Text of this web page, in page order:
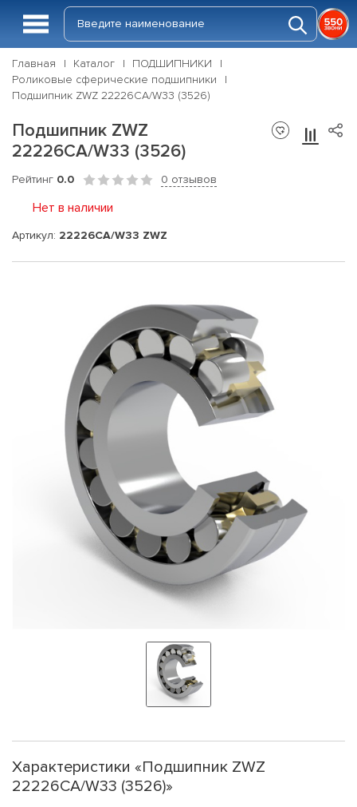
Главная Каталог
ПОДШИПНИКИ
Роликовые сферические подшипники
Подшипник ZWZ 22226CA/W33 (3526)
Подшипник ZWZ
22226CA/W33 (3526)
Рейтинг 0.0 0 отзывов
Нет в наличии
Артикул: 22226CA/W33 ZWZ
Характеристики «Подшипник ZWZ
22226CA/W33 (3526)»